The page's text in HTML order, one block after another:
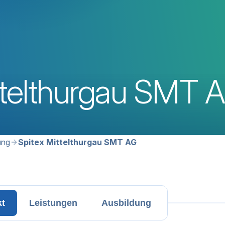
SMT
Spitex Mittelthurgau SMT AG
Leistungen Ausbildung